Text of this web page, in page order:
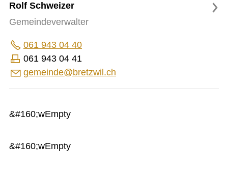
GEWERBE
STICHWORTVERZEICHNIS
LINKS
Startseite
Rolf Schweizer
Gemeindeverwalter
061 943 04 40
061 943 04 41
g m nd br tzw ch
&#160;wEmpty
&#160;wEmpty